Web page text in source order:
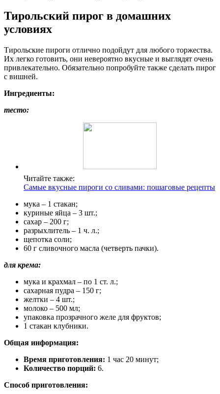
Тирольский пирог в домашних
условиях
Тирольские пироги отлично подойдут для любого торжества.
Их легко готовить, они невероятно вкусные и выглядят очень
привлекательно. Обязательно попробуйте также сделать пирог
с вишней.
Ингредиенты:
тесто:
Читайте также:
Самые вкусные пироги со сливами: пошаговые рецепты
мука – 1 стакан;
куриные яйца – 3 шт.;
сахар – 200 г;
разрыхлитель – 1 ч. л.;
щепотка соли;
60 г сливочного масла (четверть пачки).
для крема:
мука и крахмал – по 1 ст. л.;
сахарная пудра – 150 г;
желтки – 4 шт.;
молоко – 500 мл;
упаковка прозрачного желе для фруктов;
1 стакан клубники.
Общая информация:
Время приготовления: 1 час 20 минут;
Количество порций: 6.
Способ приготовления: